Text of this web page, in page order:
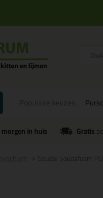
morgen in huis Gratis
Soudal Soudafoam